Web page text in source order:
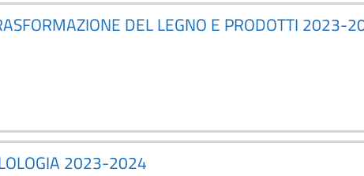
DEL LEGNO E PRODOTTI 2023-
2023-2024